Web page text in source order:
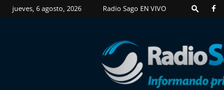
jueves, 6 agosto, 2026 Radio Sago EN VIVO
RadioSago